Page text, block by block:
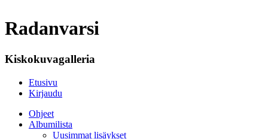
Radanvarsi
Kiskokuvagalleria
Etusivu
Kirjaudu
Ohjeet
Albumilista
Uusimmat lisäykset